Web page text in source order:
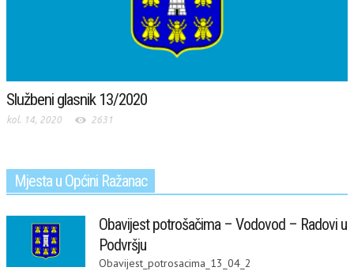
Službeni glasnik 13/2020
kol. 14, 2020 2631
Mjesta u Općini Ražanac
Obavijest potrošačima – Vodovod – Radovi u
Podvršju
Obavijest_potrosacima_13_04_2